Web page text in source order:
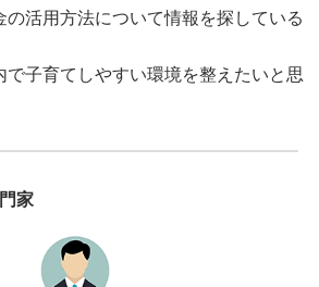
の活用方法について情報を探している
で子育てしやすい環境を整えたいと思
家